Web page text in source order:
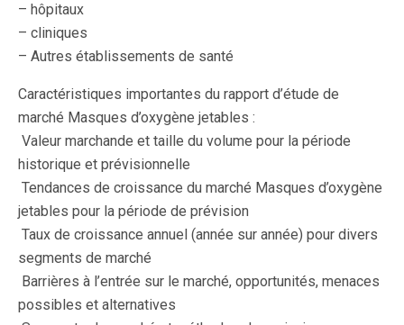
– hôpitaux
– cliniques
– Autres établissements de santé
Caractéristiques importantes du rapport d’étude de
marché Masques d’oxygène jetables :
 Valeur marchande et taille du volume pour la période
historique et prévisionnelle
 Tendances de croissance du marché Masques d’oxygène
jetables pour la période de prévision
 Taux de croissance annuel (année sur année) pour divers
segments de marché
 Barrières à l’entrée sur le marché, opportunités, menaces
possibles et alternatives